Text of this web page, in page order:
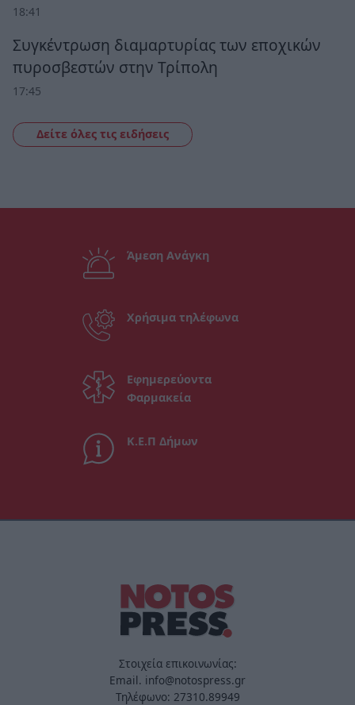
18:41
Συγκέντρωση διαμαρτυρίας των εποχικών
πυροσβεστών στην Τρίπολη
17:45
Δείτε όλες τις ειδήσεις
Άμεση Ανάγκη
Χρήσιμα τηλέφωνα
Εφημερεύοντα
Φαρμακεία
Κ.Ε.Π Δήμων
Στοιχεία επικοινωνίας:
Email. info@notospress.gr
Τηλέφωνο: 27310.89949